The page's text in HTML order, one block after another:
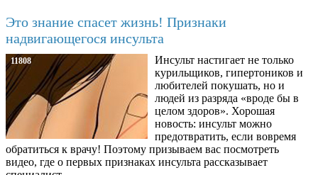
Это знание спасет жизнь! Признаки
надвигающегося инсульта
11808
Инсульт настигает не только
курильщиков, гипертоников и
любителей покушать, но и
людей из разряда «вроде бы в
целом здоров». Хорошая
новость: инсульт можно
предотвратить, если вовремя
обратиться к врачу! Поэтому призываем вас посмотреть
видео, где о первых признаках инсульта рассказывает